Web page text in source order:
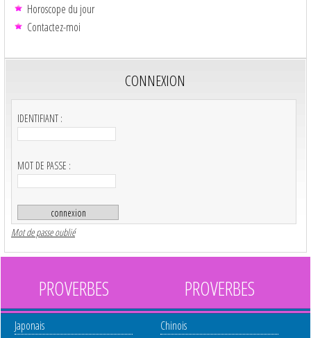
Horoscope du jour
Contactez-moi
CONNEXION
IDENTIFIANT :
MOT DE PASSE :
Mot de passe oublié
PROVERBES
Japonais
PROVERBES
Chinois